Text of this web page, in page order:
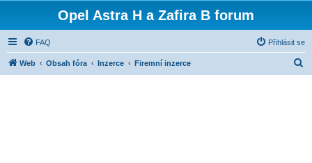
Opel Astra H a Zafira B forum
FAQ Přihlásit se
Web Obsah fóra Inzerce Firemní inzerce